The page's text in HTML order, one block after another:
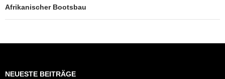
Afrikanischer Bootsbau
NEUESTE BEITRÄGE